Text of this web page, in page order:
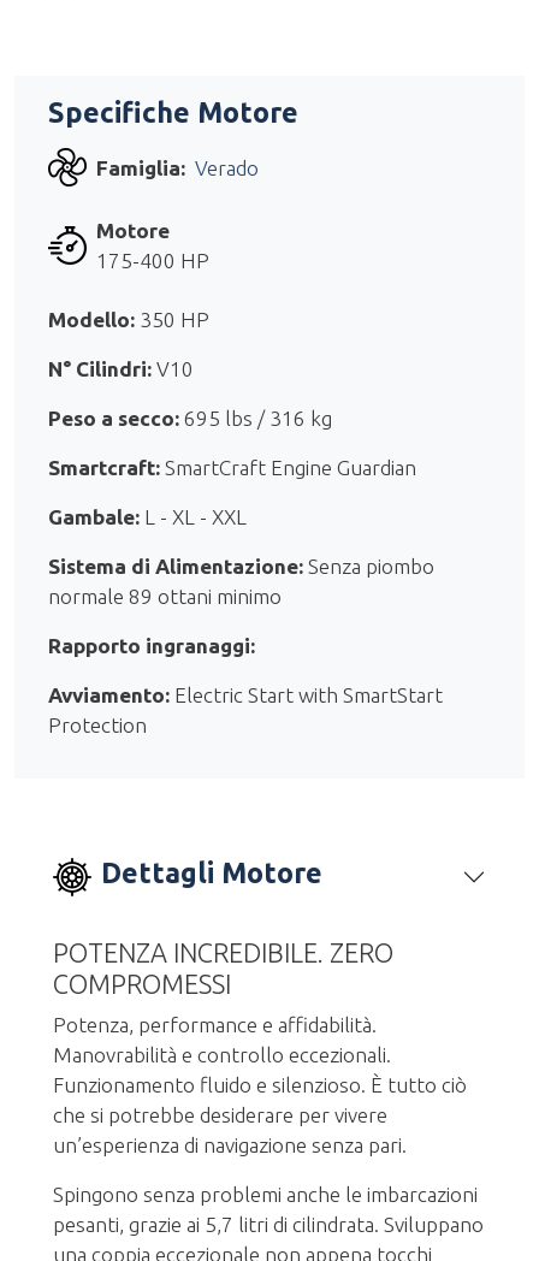
Specifiche Motore
Famiglia: Verado
Motore
175-400 HP
Modello: 350 HP
N° Cilindri: V10
Peso a secco: 695 lbs / 316 kg
Smartcraft: SmartCraft Engine Guardian
Gambale: L - XL - XXL
Sistema di Alimentazione: Senza piombo
normale 89 ottani minimo
Rapporto ingranaggi:
Avviamento: Electric Start with SmartStart
Protection
Dettagli Motore
POTENZA INCREDIBILE. ZERO
COMPROMESSI
Potenza, performance e affidabilità.
Manovrabilità e controllo eccezionali.
Funzionamento fluido e silenzioso. È tutto ciò
che si potrebbe desiderare per vivere
un’esperienza di navigazione senza pari.
Spingono senza problemi anche le imbarcazioni
pesanti, grazie ai 5,7 litri di cilindrata. Sviluppano
una coppia eccezionale non appena tocchi